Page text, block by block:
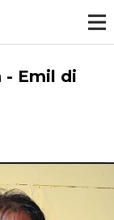
u
- Emil di